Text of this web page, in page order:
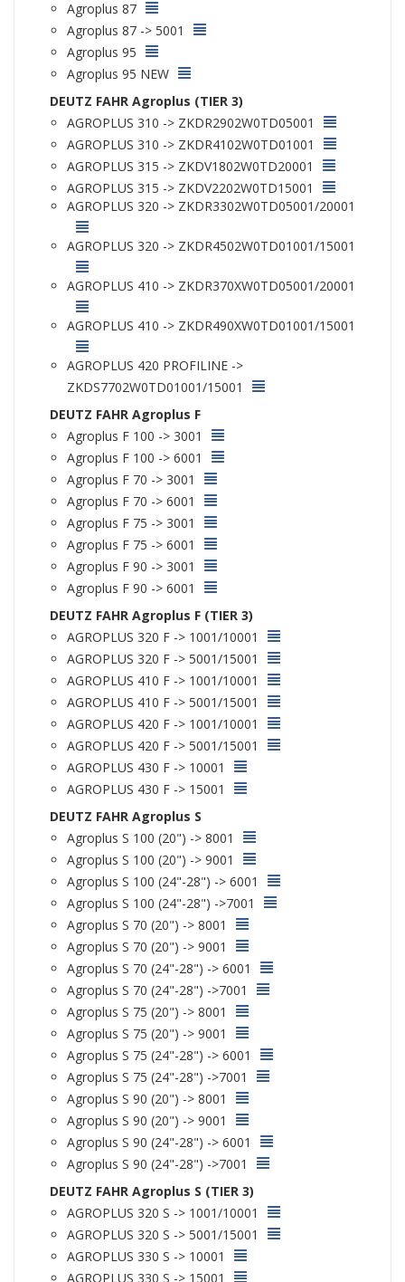
Agroplus 87
Agroplus 87 -> 5001
Agroplus 95
Agroplus 95 NEW
DEUTZ FAHR Agroplus (TIER 3)
AGROPLUS 310 -> ZKDR2902W0TD05001
AGROPLUS 310 -> ZKDR4102W0TD01001
AGROPLUS 315 -> ZKDV1802W0TD20001
AGROPLUS 315 -> ZKDV2202W0TD15001
AGROPLUS 320 -> ZKDR3302W0TD05001/20001
AGROPLUS 320 -> ZKDR4502W0TD01001/15001
AGROPLUS 410 -> ZKDR370XW0TD05001/20001
AGROPLUS 410 -> ZKDR490XW0TD01001/15001
AGROPLUS 420 PROFILINE ->
ZKDS7702W0TD01001/15001
DEUTZ FAHR Agroplus F
Agroplus F 100 -> 3001
Agroplus F 100 -> 6001
Agroplus F 70 -> 3001
Agroplus F 70 -> 6001
Agroplus F 75 -> 3001
Agroplus F 75 -> 6001
Agroplus F 90 -> 3001
Agroplus F 90 -> 6001
DEUTZ FAHR Agroplus F (TIER 3)
AGROPLUS 320 F -> 1001/10001
AGROPLUS 320 F -> 5001/15001
AGROPLUS 410 F -> 1001/10001
AGROPLUS 410 F -> 5001/15001
AGROPLUS 420 F -> 1001/10001
AGROPLUS 420 F -> 5001/15001
AGROPLUS 430 F -> 10001
AGROPLUS 430 F -> 15001
DEUTZ FAHR Agroplus S
Agroplus S 100 (20") -> 8001
Agroplus S 100 (20") -> 9001
Agroplus S 100 (24"-28") -> 6001
Agroplus S 100 (24"-28") ->7001
Agroplus S 70 (20") -> 8001
Agroplus S 70 (20") -> 9001
Agroplus S 70 (24"-28") -> 6001
Agroplus S 70 (24"-28") ->7001
Agroplus S 75 (20") -> 8001
Agroplus S 75 (20") -> 9001
Agroplus S 75 (24"-28") -> 6001
Agroplus S 75 (24"-28") ->7001
Agroplus S 90 (20") -> 8001
Agroplus S 90 (20") -> 9001
Agroplus S 90 (24"-28") -> 6001
Agroplus S 90 (24"-28") ->7001
DEUTZ FAHR Agroplus S (TIER 3)
AGROPLUS 320 S -> 1001/10001
AGROPLUS 320 S -> 5001/15001
AGROPLUS 330 S -> 10001
AGROPLUS 330 S -> 15001